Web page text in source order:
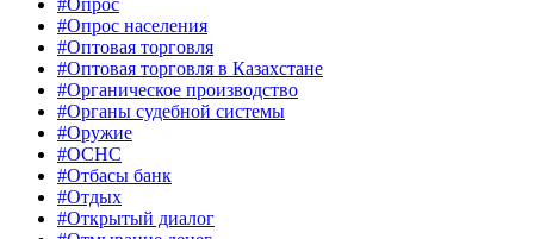
#Опрос
#Опрос населения
#Оптовая торговля
#Оптовая торговля в Казахстане
#Органическое производство
#Органы судебной системы
#Оружие
#ОСНС
#Отбасы банк
#Отдых
#Открытый диалог